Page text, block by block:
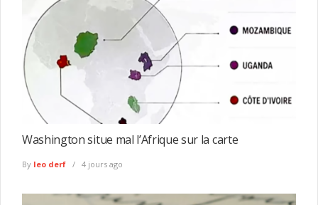
Washington situe mal l’Afrique sur la carte
By leo derf 4 jours ago